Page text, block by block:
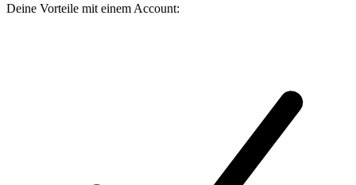
Deine Vorteile mit einem Account: